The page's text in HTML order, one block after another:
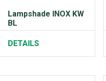
Lampshade INOX KW
BL
DETAILS